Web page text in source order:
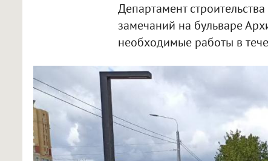
Департамент
замечаний на бульваре
необходимые работы в